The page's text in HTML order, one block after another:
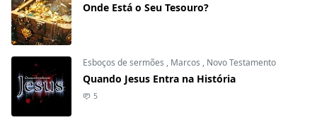
Onde Está o Seu Tesouro?
Esboços de sermões , Marcos , Novo Testamento
Quando Jesus Entra na História
5